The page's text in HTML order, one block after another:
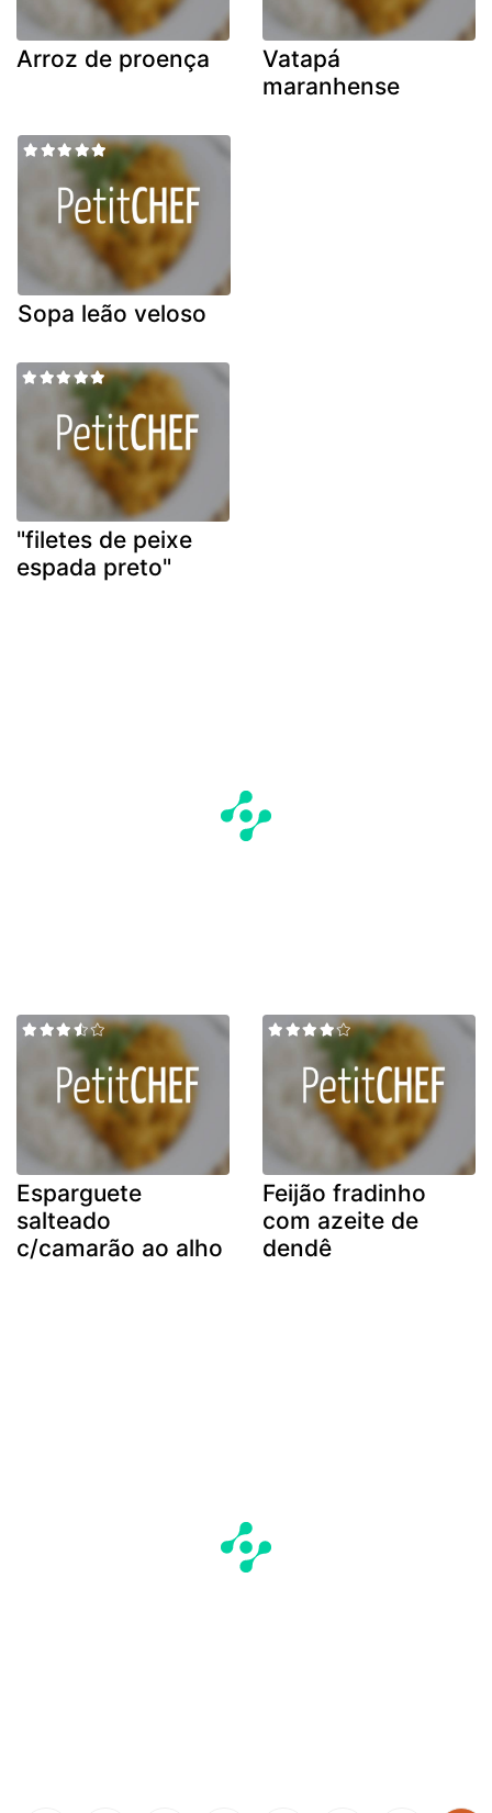
Arroz de proença
Vatapá
maranhense
Sopa leão veloso
"filetes de peixe
espada preto"
Esparguete
salteado
c/camarão ao alho
Feijão fradinho
com azeite de
dendê